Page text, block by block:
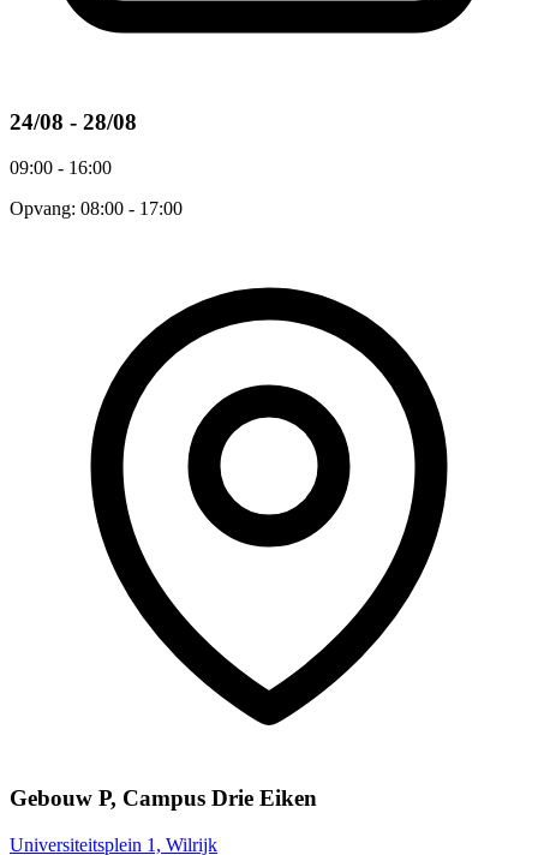
24/08 - 28/08
09:00 - 16:00
Opvang: 08:00 - 17:00
Gebouw P, Campus Drie Eiken
Universiteitsplein 1, Wilrijk